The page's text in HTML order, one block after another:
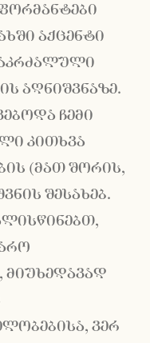
აქცენტი
აღნიშვნაზე.
ჩემი
კითხვა
(მათ შორის,
შესახებ.
მიუხედავად
ვერ